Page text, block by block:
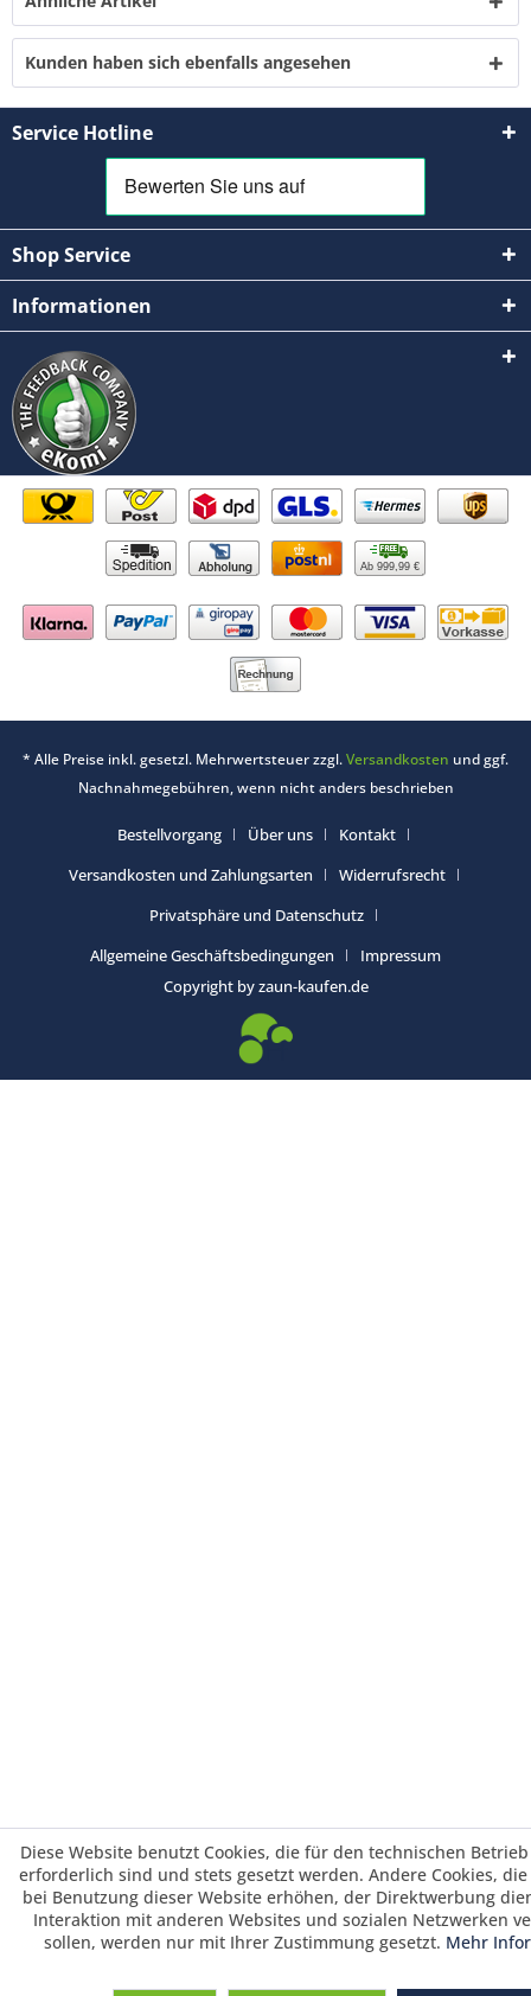
Kunden haben sich ebenfalls angesehen
Service Hotline
Shop Service
Informationen
Ab 999,99 €
* Alle Preise inkl. gesetzl. Mehrwertsteuer zzgl.Versandkosten und ggf.
Nachnahmegebühren, wenn nicht anders beschrieben
Bestellvorgang Über uns
Kontakt
Versandkosten und Zahlungsarten
Widerrufsrecht
Privatsphäre und Datenschutz
Allgemeine Geschäftsbedingungen
Impressum
Copyright by zaun-kaufen.de
Diese Website benutzt Cookies, die für den technischen
erforderlich sind und stets gesetzt werden. Andere Cookies,
bei Benutzung dieser Website erhöhen, der Direktwerbung
Interaktion mit anderen Websites und sozialen Netzwerken
sollen, werden nur mit Ihrer Zustimmung gesetzt. Mehr